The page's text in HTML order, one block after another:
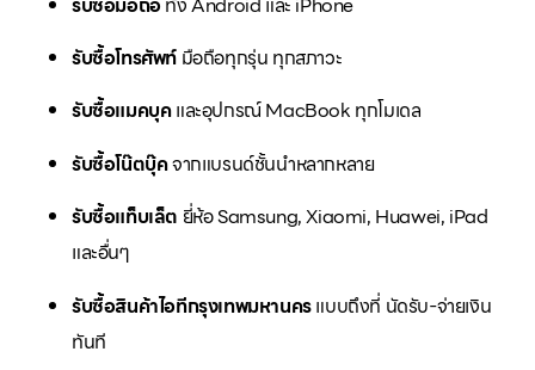
รับซื้อโทรศัพท์ มือถือทุกรุ่น ทุกสภาวะ
รับซื้อแมคบุคและอุปกรณ์ MacBook ทุกโมเดล
รับซื้อโน๊ตบุ๊คจากแบรนด์ชั้นนำหลากหลาย
รับซื้อแท็บเล็ต ยี่ห้อ Samsung, Xiaomi, Huawei, iPad
และอื่นๆ
รับซื้อสินค้าไอทีกรุงเทพมหานครแบบถึงที่ นัดรับ-จ่ายเงิน
ทันที